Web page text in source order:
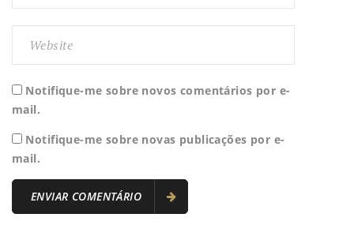
Notifique-me sobre novos comentários por e-
mail.
Notifique-me sobre novas publicações por e-
mail.